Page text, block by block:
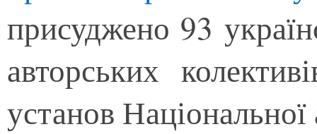
присуджено 93
авторських
установ